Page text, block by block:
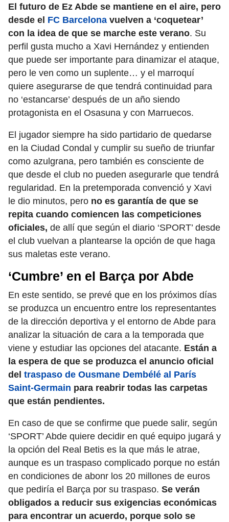
El futuro de Ez Abde se mantiene en el aire, pero
desde el FC Barcelona vuelven a ‘coquetear’
con la idea de que se marche este verano. Su
perfil gusta mucho a Xavi Hernández y entienden
que puede ser importante para dinamizar el ataque,
pero le ven como un suplente… y el marroquí
quiere asegurarse de que tendrá continuidad para
no ‘estancarse’ después de un año siendo
protagonista en el Osasuna y con Marruecos.
El jugador siempre ha sido partidario de quedarse
en la Ciudad Condal y cumplir su sueño de triunfar
como azulgrana, pero también es consciente de
que desde el club no pueden asegurarle que tendrá
regularidad. En la pretemporada convenció y Xavi
le dio minutos, pero no es garantía de que se
repita cuando comiencen las competiciones
oficiales, de allí que según el diario ‘SPORT’ desde
el club vuelvan a plantearse la opción de que haga
sus maletas este verano.
‘Cumbre’ en el Barça por Abde
En este sentido, se prevé que en los próximos días
se produzca un encuentro entre los representantes
de la dirección deportiva y el entorno de Abde para
analizar la situación de cara a la temporada que
viene y estudiar las opciones del atacante. Están a
la espera de que se produzca el anuncio oficial
del traspaso de Ousmane Dembélé al París
Saint-Germain para reabrir todas las carpetas
que están pendientes.
En caso de que se confirme que puede salir, según
‘SPORT’ Abde quiere decidir en qué equipo jugará y
la opción del Real Betis es la que más le atrae,
aunque es un traspaso complicado porque no están
en condiciones de abonr los 20 millones de euros
que pediría el Barça por su traspaso. Se verán
obligados a reducir sus exigencias económicas
para encontrar un acuerdo, porque solo se